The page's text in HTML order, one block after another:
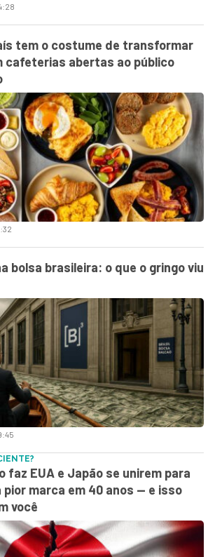
tem o costume de transformar
cafeterias abertas ao público
bolsa brasileira: o que o gringo viu
faz EUA e Japão se unirem para
pior marca em 40 anos — e isso
você